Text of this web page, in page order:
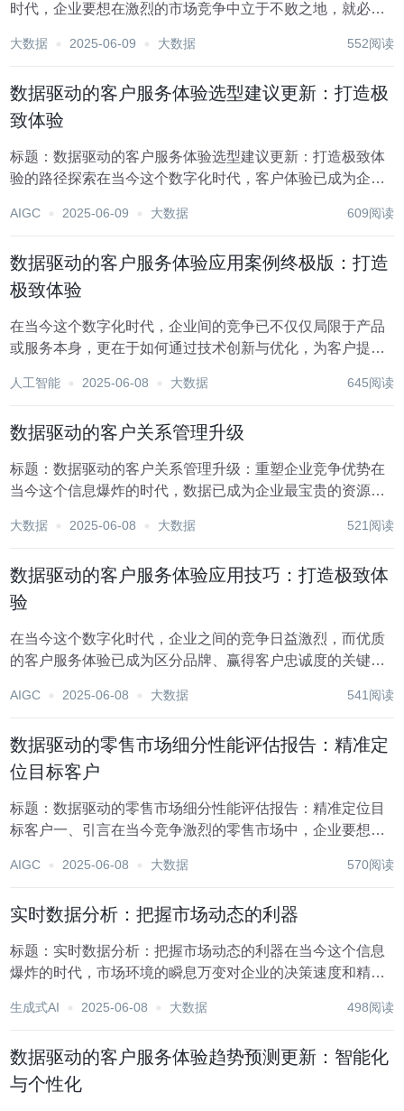
时代，企业要想在激烈的市场竞争中立于不败之地，就必须
划和日常运营提供科学依据。本报告旨在通过对企业内外部
大数据 2025-06-09 大数据 552阅读
数据驱动的客户服务体验选型建议更新：打造极
致体验
标题：数据驱动的客户服务体验选型建议更新：打造极致体
验的路径探索在当今这个数字化时代，客户体验已成为企业
术的飞速发展，数据驱动的客户服务体验正逐步成为企业提
AIGC 2025-06-09 大数据 609阅读
数据驱动的客户服务体验应用案例终极版：打造
极致体验
在当今这个数字化时代，企业间的竞争已不仅仅局限于产品
或服务本身，更在于如何通过技术创新与优化，为客户提供
趋势下的先锋实践，正逐步成为企业转型升级的关键。本文
人工智能 2025-06-08 大数据 645阅读
数据驱动的客户关系管理升级
标题：数据驱动的客户关系管理升级：重塑企业竞争优势在
当今这个信息爆炸的时代，数据已成为企业最宝贵的资源之
不仅重塑了企业与客户之间的互动方式，还极大地提升了企
大数据 2025-06-08 大数据 521阅读
数据驱动的客户服务体验应用技巧：打造极致体
验
在当今这个数字化时代，企业之间的竞争日益激烈，而优质
的客户服务体验已成为区分品牌、赢得客户忠诚度的关键因
客户数据，能够精准洞察客户需求，预测服务趋势，从而提
AIGC 2025-06-08 大数据 541阅读
数据驱动的零售市场细分性能评估报告：精准定
位目标客户
标题：数据驱动的零售市场细分性能评估报告：精准定位目
标客户一、引言在当今竞争激烈的零售市场中，企业要想脱
驱动的零售市场细分作为一种先进的策略，正逐渐成为企业
AIGC 2025-06-08 大数据 570阅读
实时数据分析：把握市场动态的利器
标题：实时数据分析：把握市场动态的利器在当今这个信息
爆炸的时代，市场环境的瞬息万变对企业的决策速度和精准
败之地，企业迫切需要一种能够迅速捕捉市场动态、深入挖
生成式AI 2025-06-08 大数据 498阅读
数据驱动的客户服务体验趋势预测更新：智能化
与个性化